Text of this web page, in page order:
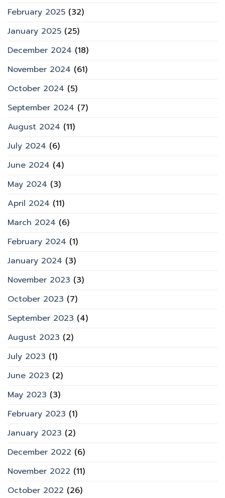
February 2025 (32)
January 2025 (25)
December 2024 (18)
November 2024 (61)
October 2024 (5)
September 2024 (7)
August 2024 (11)
July 2024 (6)
June 2024 (4)
May 2024 (3)
April 2024 (11)
March 2024 (6)
February 2024 (1)
January 2024 (3)
November 2023 (3)
October 2023 (7)
September 2023 (4)
August 2023 (2)
July 2023 (1)
June 2023 (2)
May 2023 (3)
February 2023 (1)
January 2023 (2)
December 2022 (6)
November 2022 (11)
October 2022 (26)